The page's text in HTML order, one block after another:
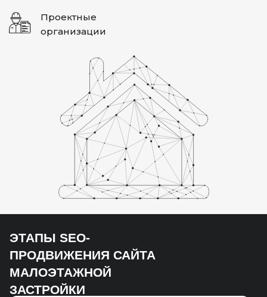
Проектные
организации
ЭТАПЫ SEO-
ПРОДВИЖЕНИЯ САЙТА
МАЛОЭТАЖНОЙ
ЗАСТРОЙКИ